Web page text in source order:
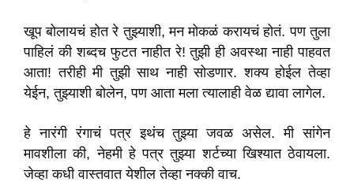
खूप बोलायचं होत रे तुझ्याशी, मन मोकळं करायचं होतं. पण तुला
पाहिलं की शब्दच फुटत नाहीत रे! तुझी ही अवस्था नाही पाहवत
आता! तरीही मी तुझी साथ नाही सोडणार. शक्य होईल तेव्हा
येईन, तुझ्याशी बोलेन, पण आता मला त्यालाही वेळ द्यावा लागेल.
हे नारंगी रंगाचं पत्र इथंच तुझ्या जवळ असेल. मी सांगेन
मावशीला की, नेहमी हे पत्र तुझ्या शर्टच्या खिश्यात ठेवायला.
जेव्हा कधी वास्तवात येशील तेव्हा नक्की वाच.